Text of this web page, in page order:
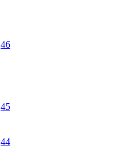
46
45
44